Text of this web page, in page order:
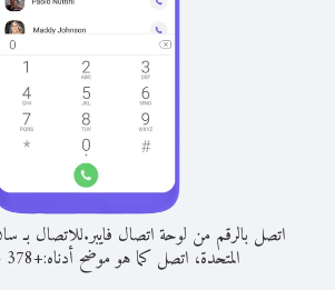
اتصل بالرقم من لوحة اتصال فايبر.للاتصال بـ
المتحدة، اتصل كما هو موضح أدناه:+
378